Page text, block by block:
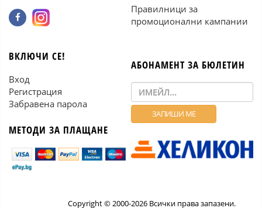
Правилници за
промоционални кампании
ВКЛЮЧИ СЕ!
Вход
Регистрация
Забравена парола
МЕТОДИ ЗА ПЛАЩАНЕ
АБОНАМЕНТ ЗА БЮЛЕТИН
Copyright © 2000-2026 Всички права запазени.